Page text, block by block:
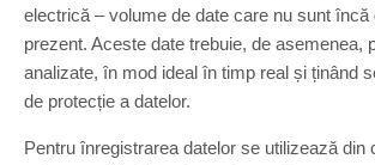
electrică – volume de date care nu sunt încă
prezent. Aceste date trebuie, de asemenea,
analizate, în mod ideal în timp real și ținând
de protecție a datelor.
Pentru înregistrarea datelor se utilizează din